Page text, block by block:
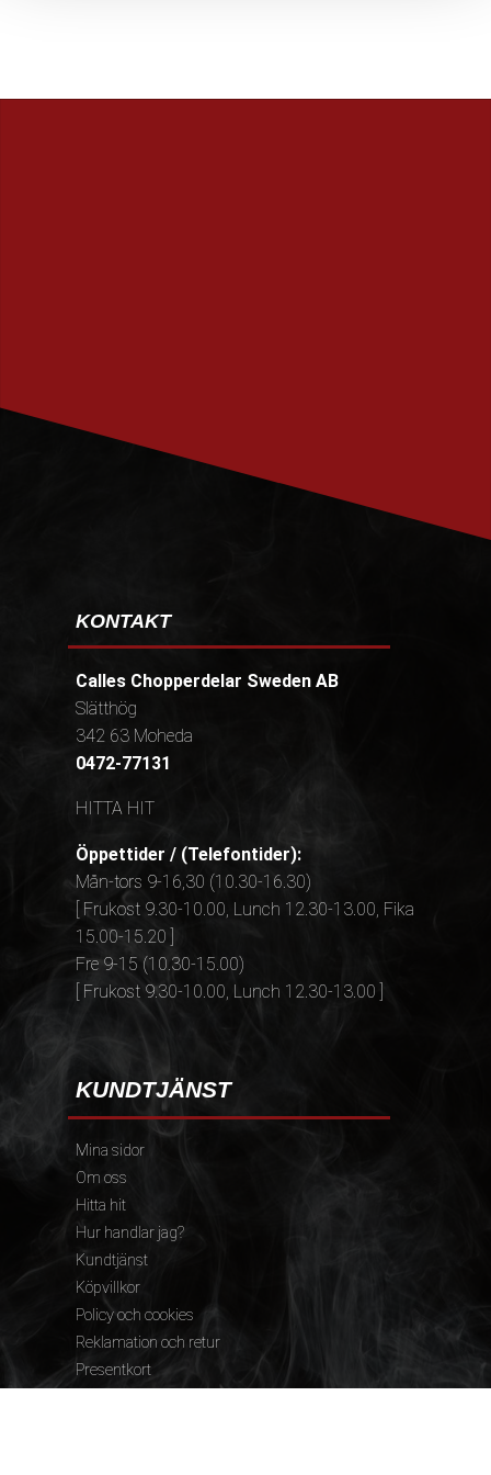
KONTAKT
Calles Chopperdelar Sweden AB
Slätthög
342 63 Moheda
0472-77131
HITTA HIT
Öppettider / (Telefontider):
Mån-tors 9-16,30 (10.30-16.30)
[ Frukost 9.30-10.00, Lunch 12.30-13.00, Fika
15.00-15.20 ]
Fre 9-15 (10.30-15.00)
[ Frukost 9.30-10.00, Lunch 12.30-13.00 ]
KUNDTJÄNST
Mina sidor
Om oss
Hitta hit
Hur handlar jag?
Kundtjänst
Köpvillkor
Policy och cookies
Reklamation och retur
Presentkort